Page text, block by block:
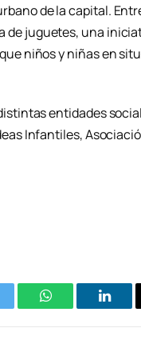
de la capital.
de juguetes, una
niños y niñas en
entidades
Infantiles,
WhatsApp